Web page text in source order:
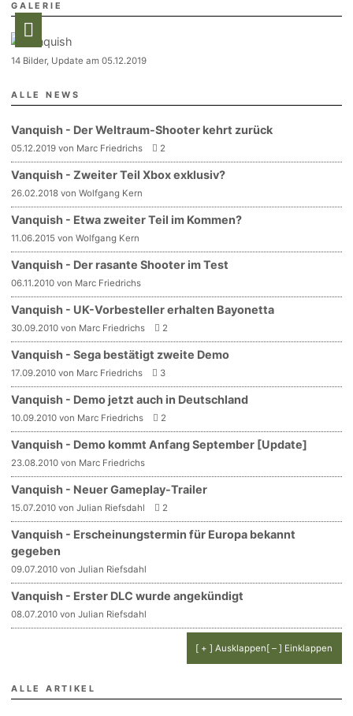
GALERIE
14 Bilder, Update am 05.12.2019
ALLE NEWS
Vanquish - Der Weltraum-Shooter kehrt zurück
05.12.2019 von Marc Friedrichs 2
Vanquish - Zweiter Teil Xbox exklusiv?
26.02.2018 von Wolfgang Kern
Vanquish - Etwa zweiter Teil im Kommen?
11.06.2015 von Wolfgang Kern
Vanquish - Der rasante Shooter im Test
06.11.2010 von Marc Friedrichs
Vanquish - UK-Vorbesteller erhalten Bayonetta
30.09.2010 von Marc Friedrichs 2
Vanquish - Sega bestätigt zweite Demo
17.09.2010 von Marc Friedrichs 3
Vanquish - Demo jetzt auch in Deutschland
10.09.2010 von Marc Friedrichs 2
Vanquish - Demo kommt Anfang September [Update]
23.08.2010 von Marc Friedrichs
Vanquish - Neuer Gameplay-Trailer
15.07.2010 von Julian Riefsdahl 2
Vanquish - Erscheinungstermin für Europa bekannt
gegeben
09.07.2010 von Julian Riefsdahl
Vanquish - Erster DLC wurde angekündigt
08.07.2010 von Julian Riefsdahl
[ + ] Ausklappen[ – ] Einklappen
ALLE ARTIKEL